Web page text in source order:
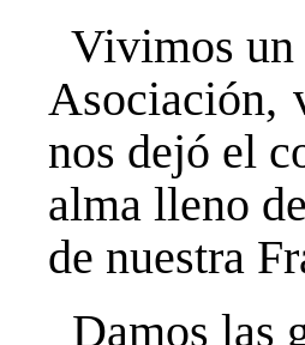
Vivimos un
Asociación,
nos dejó el
alma lleno
de nuestra
Damos las